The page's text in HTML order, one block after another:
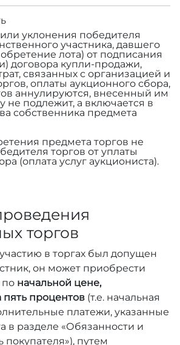
или уклонения победителя
участника, давшего
лота) от подписания
договора купли-продажи,
связанных с организацией и
оплаты аукционного сбора,
аннулируются, внесенный им
не подлежит, а включается в
собственника предмета
предмета торгов не
торгов от уплаты
(оплата услуг аукциониста).
торгов
в торгах был допущен
он может приобрести
по начальной цене,
процентов (т.е. начальная
платежи, указанные
в разделе «Обязанности и
покупателя»), путем